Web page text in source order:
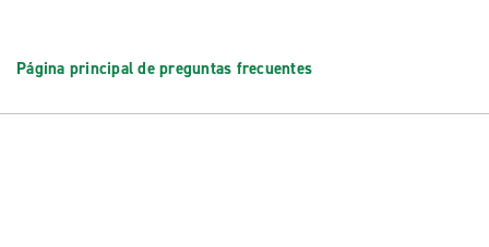
Página principal de preguntas frecuentes